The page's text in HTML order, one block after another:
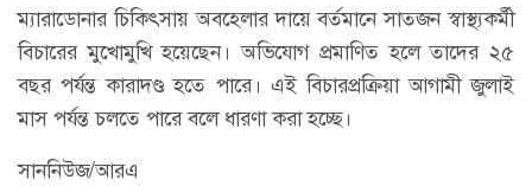
ম্যারাডোনার চিকিৎসায় অবহেলার দায়ে বর্তমানে সাতজন স্বাস্থ্যকর্মী
বিচারের মুখোমুখি হয়েছেন। অভিযোগ প্রমাণিত হলে তাদের ২৫
বছর পর্যন্ত কারাদণ্ড হতে পারে। এই বিচারপ্রক্রিয়া আগামী জুলাই
মাস পর্যন্ত চলতে পারে বলে ধারণা করা হচ্ছে।
সাননিউজ/আরএ